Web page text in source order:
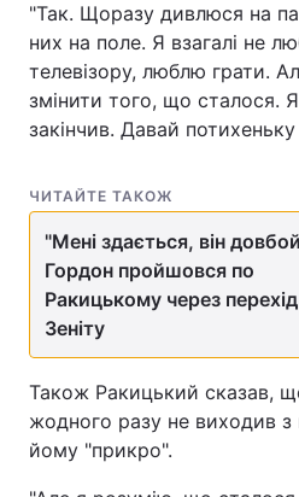
"Так. Щоразу дивлюся на
них на поле. Я взагалі не
телевізору, люблю грати.
змінити того, що сталося.
закінчив. Давай
ЧИТАЙТЕ ТАКОЖ
"Мені здається, він
Гордон пройшовся по
Ракицькому через
Зеніту
Також Ракицький сказав,
жодного разу не виходив
йому "прикро".